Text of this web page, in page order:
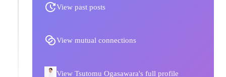
View past posts
View mutual connections
View Tsutomu Ogasawara's full profile